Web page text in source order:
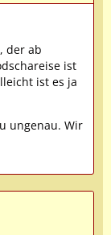
der ab
ist
ist es ja
ungenau. Wir